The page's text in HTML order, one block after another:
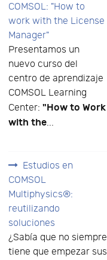
COMSOL: "How to
work with the License
Manager"
Presentamos un
nuevo curso del
centro de aprendizaje
COMSOL Learning
Center: "How to Work
with the...
Estudios en
COMSOL
Multiphysics®:
reutilizando
soluciones
¿Sabía que no siempre
tiene que empezar sus